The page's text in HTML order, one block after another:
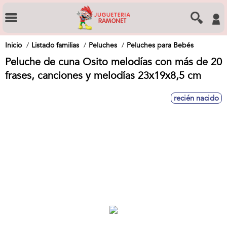
Inicio Listado familias Peluches Peluches para Bebés
Peluche de cuna Osito melodías con más de 20
frases, canciones y melodías 23x19x8,5 cm
recién nacido